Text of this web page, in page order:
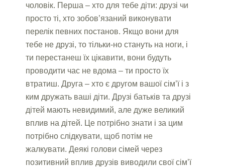
чоловік. Перша – хто для тебе діти: друзі чи
просто ті, хто зобов’язаний виконувати
перелік певних постанов. Якщо вони для
тебе не друзі, то тільки-но стануть на ноги, і
ти перестанеш їх цікавити, вони будуть
проводити час не вдома – ти просто їх
втратиш. Друга – хто є другом вашої сім’ї і з
ким дружать ваші діти. Друзі батьків та друзі
дітей мають невидимий, але дуже великий
вплив на дітей. Це потрібно знати і за цим
потрібно слідкувати, щоб потім не
жалкувати. Деякі голови сімей через
позитивний вплив друзів виводили свої сім’ї